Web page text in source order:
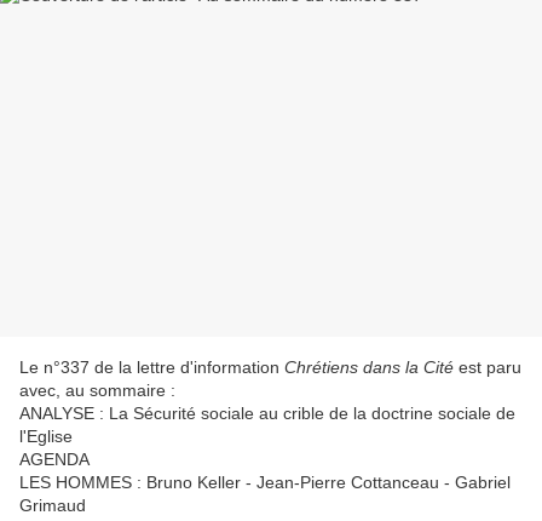
Le n°337 de la lettre d'information Chrétiens dans la Cité est paru
avec, au sommaire :
ANALYSE : La Sécurité sociale au crible de la doctrine sociale de
l'Eglise
AGENDA
LES HOMMES : Bruno Keller - Jean-Pierre Cottanceau - Gabriel
Grimaud